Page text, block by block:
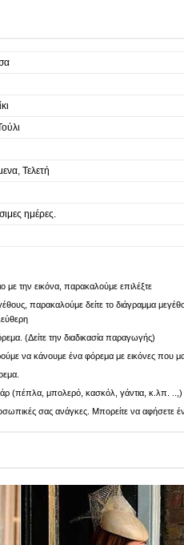
Τελετή
ημέρες.
με την εικόνα, παρακαλούμε επιλέξτε
παρακαλούμε δείτε το διάγραμμα
(Δείτε την διαδικασία παραγωγής)
να κάνουμε ένα φόρεμα με εικόνες που
(πέπλα, μπολερό, κασκόλ, γάντια, κ.λπ. ..,)
σας ανάγκες. Μπορείτε να αφήσετε